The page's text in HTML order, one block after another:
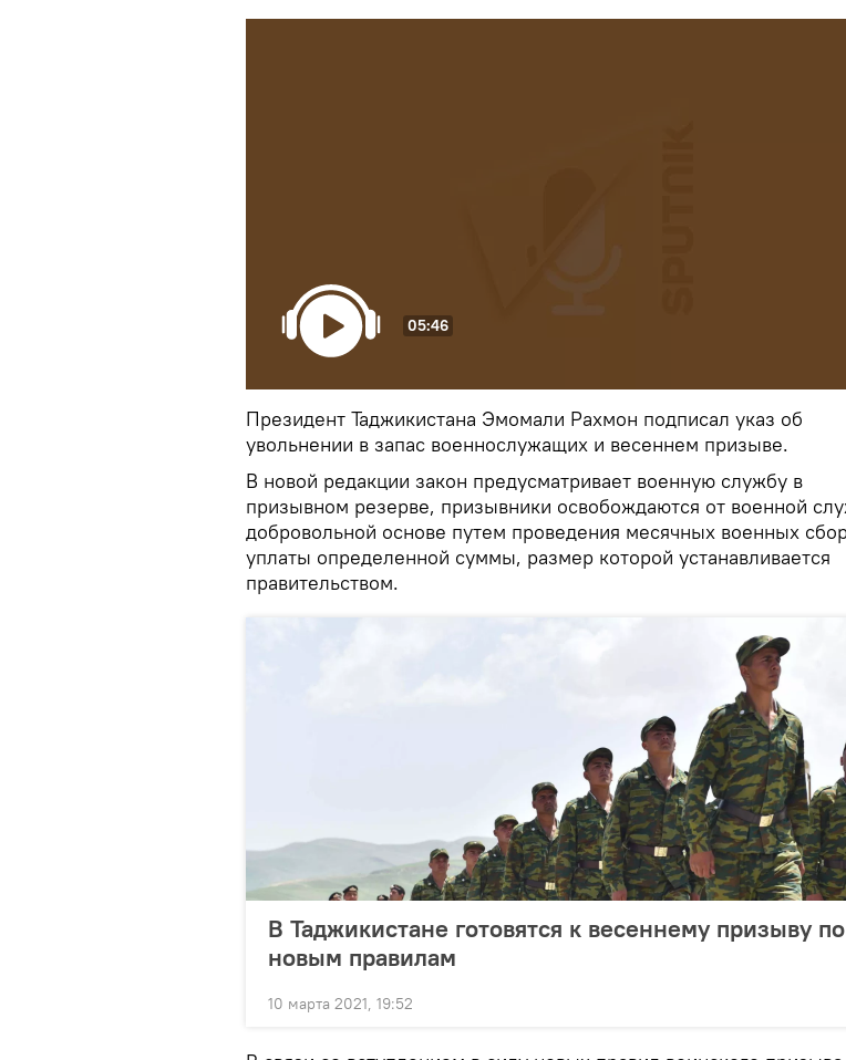
05:46
Президент Таджикистана Эмомали Рахмон подписал указ об
увольнении в запас военнослужащих и весеннем призыве.
В новой редакции закон предусматривает военную службу в
призывном резерве, призывники освобождаются от военной
добровольной основе путем проведения месячных военных
уплаты определенной суммы, размер которой устанавливается
правительством.
В Таджикистане готовятся к весеннему призыву по
новым правилам
10 марта 2021, 19:52